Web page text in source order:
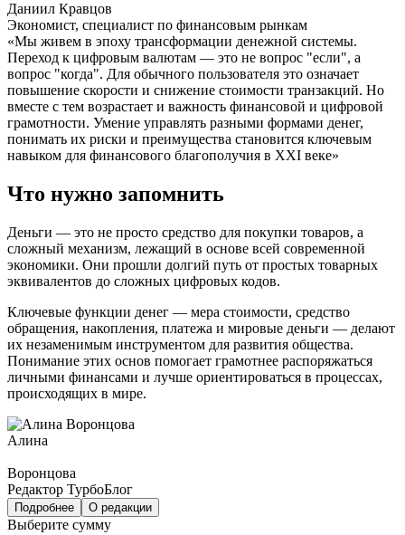
Даниил Кравцов
Экономист, специалист по финансовым рынкам
«Мы живем в эпоху трансформации денежной системы.
Переход к цифровым валютам — это не вопрос "если", а
вопрос "когда". Для обычного пользователя это означает
повышение скорости и снижение стоимости транзакций. Но
вместе с тем возрастает и важность финансовой и цифровой
грамотности. Умение управлять разными формами денег,
понимать их риски и преимущества становится ключевым
навыком для финансового благополучия в XXI веке»
Что нужно запомнить
Деньги — это не просто средство для покупки товаров, а
сложный механизм, лежащий в основе всей современной
экономики. Они прошли долгий путь от простых товарных
эквивалентов до сложных цифровых кодов.
Ключевые функции денег — мера стоимости, средство
обращения, накопления, платежа и мировые деньги — делают
их незаменимым инструментом для развития общества.
Понимание этих основ помогает грамотнее распоряжаться
личными финансами и лучше ориентироваться в процессах,
происходящих в мире.
Алина
Воронцова
Редактор ТурбоБлог
Подробнее О редакции
Выберите сумму